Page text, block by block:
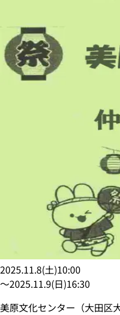
2025.11.8(土)10:00
〜2025.11.9(日)16:30
美原文化センター（大田区